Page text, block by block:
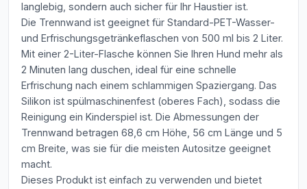
langlebig, sondern auch sicher für Ihr Haustier ist.
Die Trennwand ist geeignet für Standard-PET-Wasser-
und Erfrischungsgetränkeflaschen von 500 ml bis 2 Liter.
Mit einer 2-Liter-Flasche können Sie Ihren Hund mehr als
2 Minuten lang duschen, ideal für eine schnelle
Erfrischung nach einem schlammigen Spaziergang. Das
Silikon ist spülmaschinenfest (oberes Fach), sodass die
Reinigung ein Kinderspiel ist. Die Abmessungen der
Trennwand betragen 68,6 cm Höhe, 56 cm Länge und 5
cm Breite, was sie für die meisten Autositze geeignet
macht.
Dieses Produkt ist einfach zu verwenden und bietet